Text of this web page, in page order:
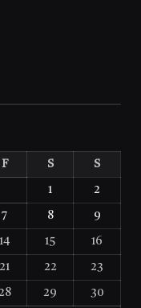
F S S
1 2
7 8 9
14 15 16
21 22 23
29 30